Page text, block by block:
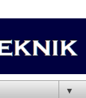
▼